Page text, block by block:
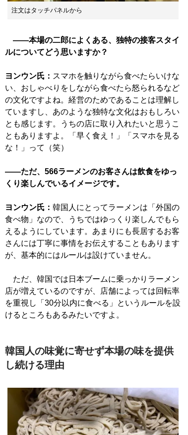
注文はタッチパネルから
――本場の二郎によくある、独特の接客スタイ
ルについてどう思いますか？
ヨンウン氏： スマホを触りながら食べたらいけな
い、おしゃべりをしながら食べたら怒られるなど
の文化ですよね。経営のためであることは理解し
ていますし、あのような独特な文化はおもしろい
とも感じます。うちの店に取り入れたいと思うこ
ともありますよ。「早く食え！」「スマホを見る
な！」って（笑）
――ただ、566ラーメンのお客さんは飲食をゆっ
くり楽しんでいるイメージです。
ヨンウン氏： 韓国人にとってラーメンは「外国の
食べ物」なので、うちではゆっくり楽しんでもら
えるようにしています。あまりにも長居するお客
さんには丁寧に事情をお伝えすることもあります
が、基本的にはルールは設けていません。
ただ、韓国では日本ブームに乗っかりラーメン
店が増えているのですが、店舗によっては回転率
を重視し「30分以内に食べる」というルールを設
けるところもあるみたいですよ。
韓国人の味覚に寄せず本場の味を提供
し続ける理由